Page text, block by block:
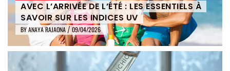
AVEC L’ARRIVÉE DE L’ÉTÉ : LES ESSENTIELS À
SAVOIR SUR LES INDICES UV
BYANAYA RAJAONA / 09/04/2026